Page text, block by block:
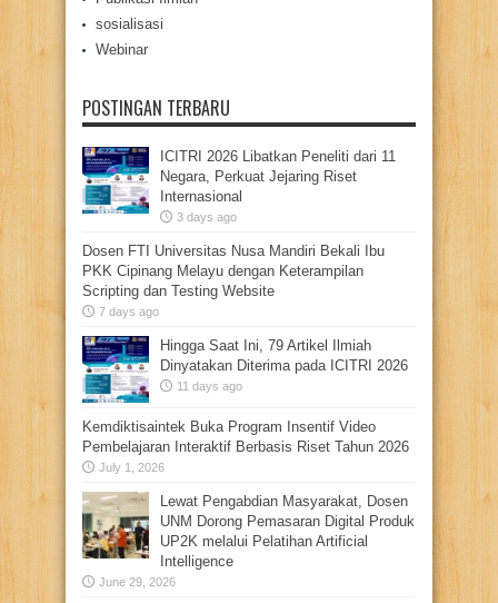
sosialisasi
Webinar
POSTINGAN TERBARU
ICITRI 2026 Libatkan Peneliti dari 11
Negara, Perkuat Jejaring Riset
Internasional
3 days ago
Dosen FTI Universitas Nusa Mandiri Bekali Ibu
PKK Cipinang Melayu dengan Keterampilan
Scripting dan Testing Website
7 days ago
Hingga Saat Ini, 79 Artikel Ilmiah
Dinyatakan Diterima pada ICITRI 2026
11 days ago
Kemdiktisaintek Buka Program Insentif Video
Pembelajaran Interaktif Berbasis Riset Tahun 2026
July 1, 2026
Lewat Pengabdian Masyarakat, Dosen
UNM Dorong Pemasaran Digital Produk
UP2K melalui Pelatihan Artificial
Intelligence
June 29, 2026